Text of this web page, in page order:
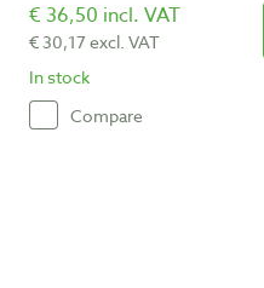
€ 36,50 incl. VAT
€ 30,17 excl. VAT
In stock
Compare